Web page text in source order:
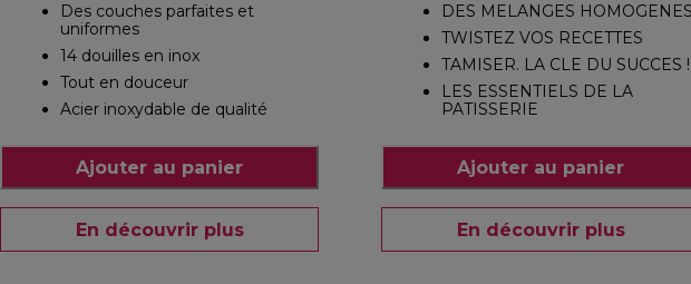
Des couches parfaites et
uniformes
14 douilles en inox
Tout en douceur
Acier inoxydable de qualité
Ajouter au panier
En découvrir plus
DES MELANGES
TWISTEZ VOS RECETTES
TAMISER. LA CLE DU SUCCES !
LES ESSENTIELS DE LA
PATISSERIE
Ajouter au panier
En découvrir plus